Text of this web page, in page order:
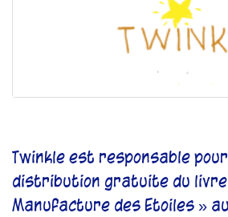
Twinkle est responsable
distribution gratuite du livre
Manufacture des Etoiles »